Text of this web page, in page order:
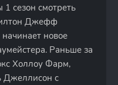
сезон смотреть
Джефф
новое
Раньше за
Холлоу Фарм,
Джеллисон с